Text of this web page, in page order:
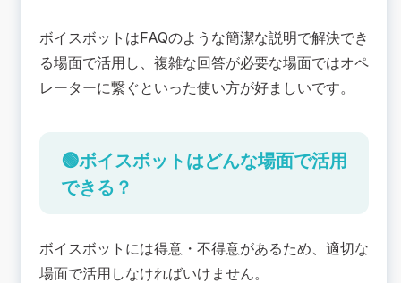
ボイスボットはFAQのような簡潔な説明で解決でき
る場面で活用し、複雑な回答が必要な場面ではオペ
レーターに繋ぐといった使い方が好ましいです。
🟢ボイスボットはどんな場面で活用
できる？
ボイスボットには得意・不得意があるため、適切な
場面で活用しなければいけません。